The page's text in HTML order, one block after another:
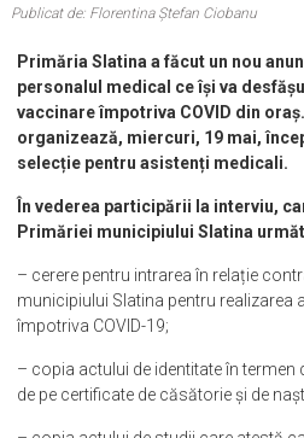
Publicat de: Florentina Ștefan Ciobanu
Primăria Slatina a făcut un nou
personalul medical ce își va
vaccinare împotriva COVID din
organizează, miercuri, 19 mai,
selecție pentru asistenți medicali.
În vederea participării la interviu,
Primăriei municipiului Slatina
– cerere pentru intrarea în relație
municipiului Slatina pentru realizarea
împotriva COVID-19;
– copia actului de identitate în termen
de pe certificate de căsătorie și de